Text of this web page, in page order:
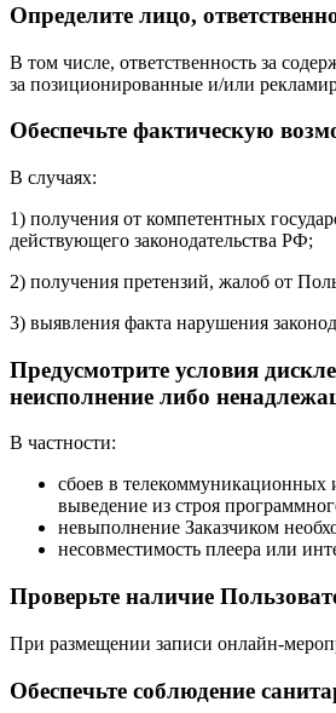
Определите лицо,
В том числе, ответственность за
за позиционированные и/или
Обеспечьте фактическую
В случаях:
1) получения от компетентных
действующего законодательства РФ;
2) получения претензий, жалоб от
3) выявления факта нарушения
Предусмотрите условия
неисполнение либо
В частности:
сбоев в телекоммуникационных
выведение из строя
невыполнение Заказчиком
несовместимость плеера или
Проверьте наличие
При размещении записи онлайн-
Обеспечьте соблюдение